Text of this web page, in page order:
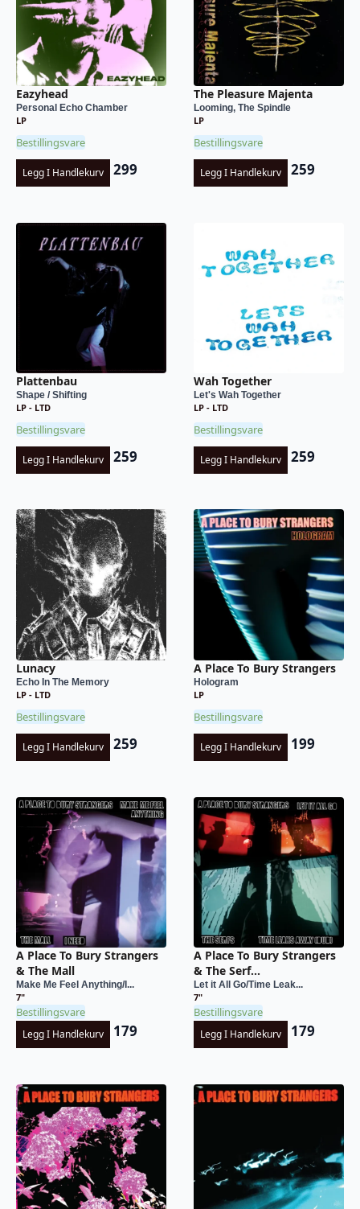
Eazyhead
Personal Echo Chamber
LP
Bestillingsvare
Legg I Handlekurv 299
The Pleasure Majenta
Looming, The Spindle
LP
Bestillingsvare
Legg I Handlekurv 259
Plattenbau
Shape / Shifting
LP - LTD
Bestillingsvare
Legg I Handlekurv 259
Wah Together
Let's Wah Together
LP - LTD
Bestillingsvare
Legg I Handlekurv 259
Lunacy
Echo In The Memory
LP - LTD
Bestillingsvare
Legg I Handlekurv 259
A Place To Bury Strangers
Hologram
LP
Bestillingsvare
Legg I Handlekurv 199
A Place To Bury Strangers
& The Mall
Make Me Feel Anything/I...
7"
Bestillingsvare
Legg I Handlekurv 179
A Place To Bury Strangers
& The Serf...
Let it All Go/Time Leak...
7"
Bestillingsvare
Legg I Handlekurv 179